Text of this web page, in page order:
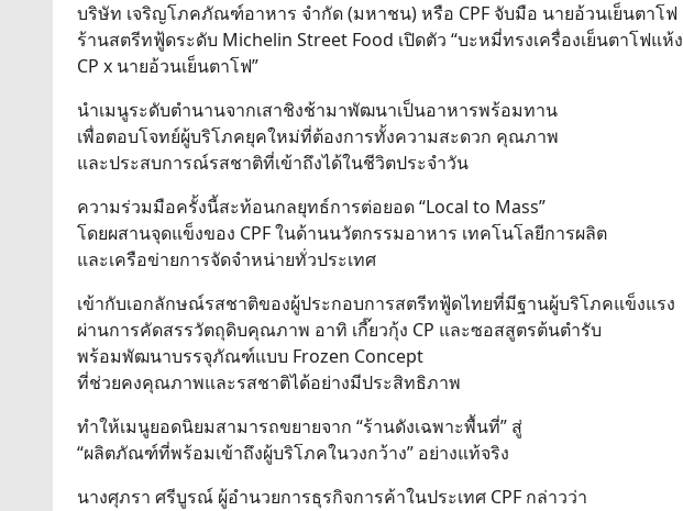
บริษัท เจริญโภคภัณฑ์อาหาร จำกัด (มหาชน) หรือ CPF จับมือ นายอ้วนเย็นตาโฟ
ร้านสตรีทฟู้ดระดับ Michelin Street Food เปิดตัว “บะหมี่ทรงเครื่องเย็นตาโฟแห้ง
CP x นายอ้วนเย็นตาโฟ”
นำเมนูระดับตำนานจากเสาชิงช้ามาพัฒนาเป็นอาหารพร้อมทาน
เพื่อตอบโจทย์ผู้บริโภคยุคใหม่ที่ต้องการทั้งความสะดวก คุณภาพ
และประสบการณ์รสชาติที่เข้าถึงได้ในชีวิตประจำวัน
ความร่วมมือครั้งนี้สะท้อนกลยุทธ์การต่อยอด “Local to Mass”
โดยผสานจุดแข็งของ CPF ในด้านนวัตกรรมอาหาร เทคโนโลยีการผลิต
และเครือข่ายการจัดจำหน่ายทั่วประเทศ
เข้ากับเอกลักษณ์รสชาติของผู้ประกอบการสตรีทฟู้ดไทยที่มีฐานผู้บริโภคแข็งแรง
ผ่านการคัดสรรวัตถุดิบคุณภาพ อาทิ เกี๊ยวกุ้ง CP และซอสสูตรต้นตำรับ
พร้อมพัฒนาบรรจุภัณฑ์แบบ Frozen Concept
ที่ช่วยคงคุณภาพและรสชาติได้อย่างมีประสิทธิภาพ
ทำให้เมนูยอดนิยมสามารถขยายจาก “ร้านดังเฉพาะพื้นที่” สู่
“ผลิตภัณฑ์ที่พร้อมเข้าถึงผู้บริโภคในวงกว้าง” อย่างแท้จริง
นางศุภรา ศรีบูรณ์ ผู้อำนวยการธุรกิจการค้าในประเทศ CPF กล่าวว่า